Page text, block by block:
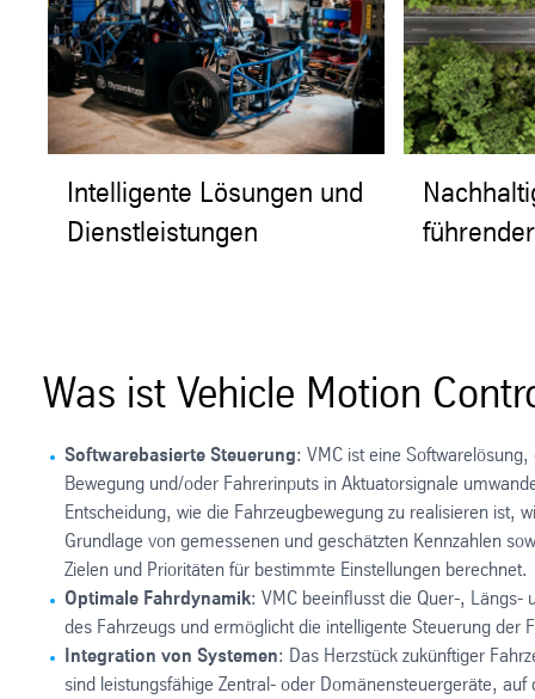
Intelligente Lösungen und
Dienstleistungen
Was ist Vehicle Motion
Softwarebasierte Steuerung: VMC ist eine
Bewegung und/oder Fahrerinputs in Aktuatorsignale
Entscheidung, wie die Fahrzeugbewegung zu realisieren ist,
Grundlage von gemessenen und geschätzten Kennzahlen
Zielen und Prioritäten für bestimmte Einstellungen berechnet.
Optimale Fahrdynamik: VMC beeinflusst die Quer-, Längs-
des Fahrzeugs und ermöglicht die intelligente Steuerung der
Integration von Systemen: Das Herzstück zukünftiger
sind leistungsfähige Zentral- oder Domänensteuergeräte, auf